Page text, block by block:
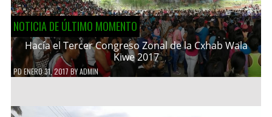
NOTICIA DE ÚLTIMO MOMENTO
Hacía el Tercer Congreso Zonal de la Cxhab Wala
Kiwe 2017
PDENERO 31, 2017 BYADMIN